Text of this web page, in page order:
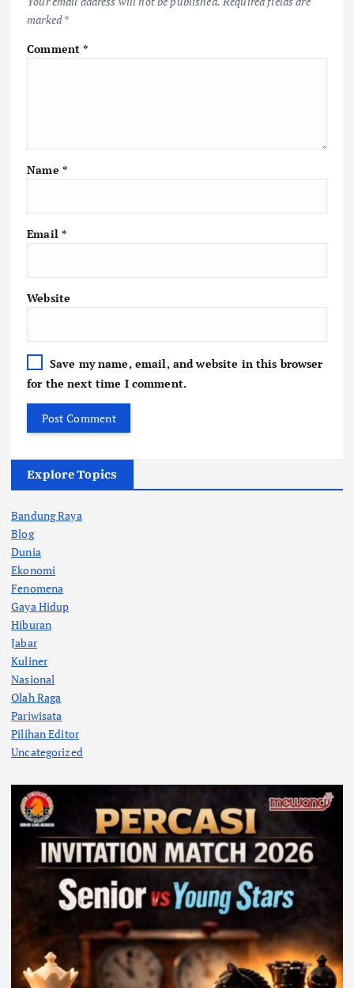
marked*
Comment*
Name *
Email *
Website
Save my name, email, and website in this browser
for the next time I comment.
Explore Topics
Bandung Raya
Blog
Dunia
Ekonomi
Fenomena
Gaya Hidup
Hiburan
Jabar
Kuliner
Nasional
Olah Raga
Pariwisata
Pilihan Editor
Uncategorized